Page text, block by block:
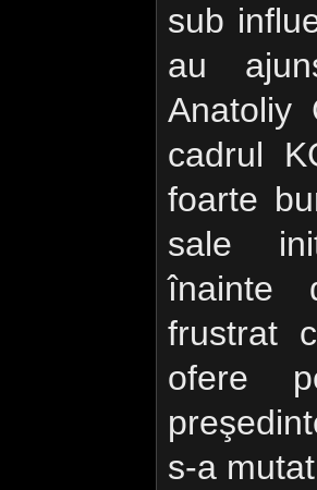
sub
au
Anatoliy
cadrul
foarte
sale
înainte
frustrat
ofere
s-a